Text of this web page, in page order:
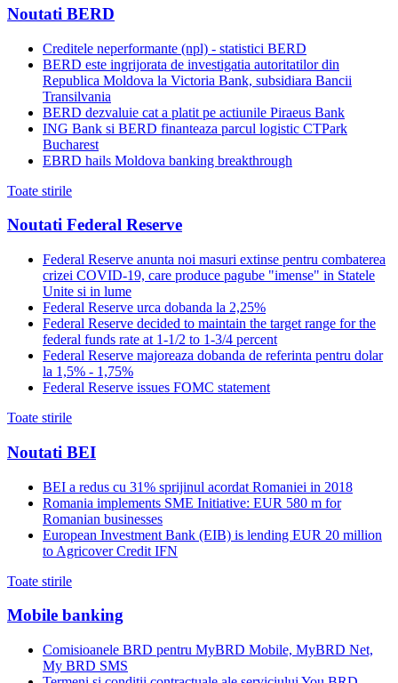
Noutati BERD
Creditele neperformante (npl) - statistici BERD
BERD este ingrijorata de investigatia autoritatilor din
Republica Moldova la Victoria Bank, subsidiara Bancii
Transilvania
BERD dezvaluie cat a platit pe actiunile Piraeus Bank
ING Bank si BERD finanteaza parcul logistic CTPark
Bucharest
EBRD hails Moldova banking breakthrough
Toate stirile
Noutati Federal Reserve
Federal Reserve anunta noi masuri extinse pentru combaterea
crizei COVID-19, care produce pagube "imense" in Statele
Unite si in lume
Federal Reserve urca dobanda la 2,25%
Federal Reserve decided to maintain the target range for the
federal funds rate at 1-1/2 to 1-3/4 percent
Federal Reserve majoreaza dobanda de referinta pentru dolar
la 1,5% - 1,75%
Federal Reserve issues FOMC statement
Toate stirile
Noutati BEI
BEI a redus cu 31% sprijinul acordat Romaniei in 2018
Romania implements SME Initiative: EUR 580 m for
Romanian businesses
European Investment Bank (EIB) is lending EUR 20 million
to Agricover Credit IFN
Toate stirile
Mobile banking
Comisioanele BRD pentru MyBRD Mobile, MyBRD Net,
My BRD SMS